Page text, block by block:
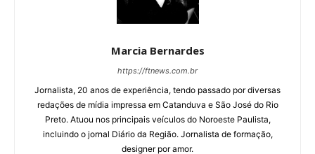
Marcia Bernardes
https://ftnews.com.br
Jornalista, 20 anos de experiência, tendo passado por diversas
redações de mídia impressa em Catanduva e São José do Rio
Preto. Atuou nos principais veículos do Noroeste Paulista,
incluindo o jornal Diário da Região. Jornalista de formação,
designer por amor.